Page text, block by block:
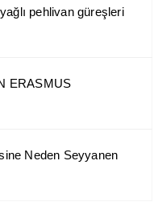
yağlı pehlivan güreşleri
ERASMUS
Neden Seyyanen